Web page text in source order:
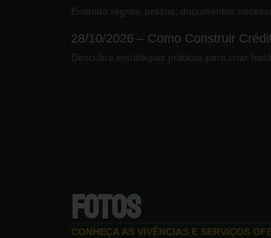
Entenda regras, prazos, documentos
28/10/2026 – Como Construir
Descubra estratégias práticas para criar
FOTOS
CONHEÇA AS VIVÊNCIAS E SERVIÇOS